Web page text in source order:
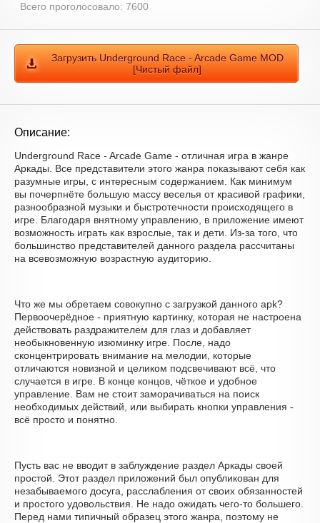
Всего проголосовало: 7600
Загрузить Underground Race - Arcade Game MOD
[Чистый файл]
Описание:
Underground Race - Arcade Game - отличная игра в жанре
Аркады. Все представители этого жанра показывают себя как
разумные игры, с интересным содержанием. Как минимум
вы почерпнёте большую массу веселья от красивой графики,
разнообразной музыки и быстротечности происходящего в
игре. Благодаря внятному управлению, в приложение имеют
возможность играть как взрослые, так и дети. Из-за того, что
большинство представителей данного раздела рассчитаны
на всевозможную возрастную аудиторию.
Что же мы обретаем совокупно с загрузкой данного apk?
Первоочерёдное - приятную картинку, которая не настроена
действовать раздражителем для глаз и добавляет
необыкновенную изюминку игре. После, надо
сконцентрировать внимание на мелодии, которые
отличаются новизной и целиком подсвечивают всё, что
случается в игре. В конце концов, чёткое и удобное
управление. Вам не стоит заморачиваться на поиск
необходимых действий, или выбирать кнопки управления -
всё просто и понятно.
Пусть вас не вводит в заблуждение раздел Аркады своей
простой. Этот раздел приложений был опубликован для
незабываемого досуга, расслабления от своих обязанностей
и простого удовольствия. Не надо ожидать чего-то большего.
Перед нами типичный образец этого жанра, поэтому не